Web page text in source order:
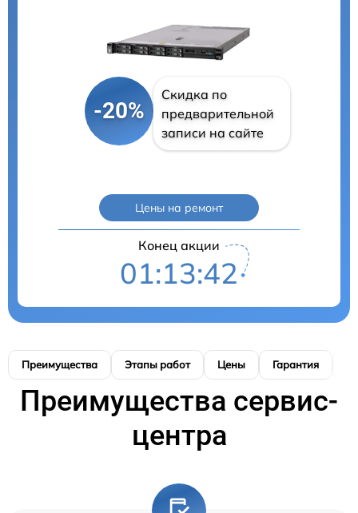
-20%
Скидка по
предварительной
записи на сайте
Цены на ремонт
Конец акции
01:13:41
Преимущества Этапы работ Цены Гарантия
Преимущества сервис-
центра